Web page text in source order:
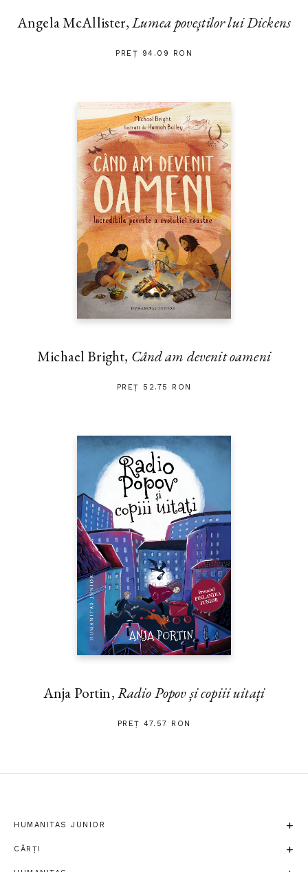
Angela McAllister,Lumea poveștilor lui Dickens
PREȚ 94.09 RON
Michael Bright, Când am devenit oameni
PREȚ 52.75 RON
Anja Portin,Radio Popov și copiii uitați
PREȚ 47.57 RON
HUMANITAS JUNIOR
CĂRȚI